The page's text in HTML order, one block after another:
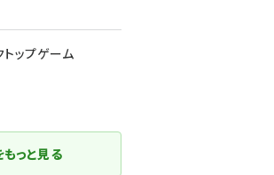
トップゲーム
っと見る